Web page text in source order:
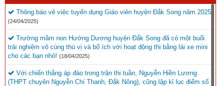
Thông báo vê việc tuyển dụng Giáo viên huyện Đắk Song năm 2025.
(24/04/2025)
Trường mầm non Hướng Dương huyện Đắk Song đã có một buổi
trải nghiệm vô cùng thú vị và bổ ích với hoạt động thi bằng lái xe mini
cho các bạn nhỏ! (18/04/2025)
Với chiến thắng áp đảo trong trận thi tuần, Nguyễn Hiền Lương
(THPT chuyên Nguyễn Chí Thanh, Đắk Nông), cũng lập kỉ lục điểm số